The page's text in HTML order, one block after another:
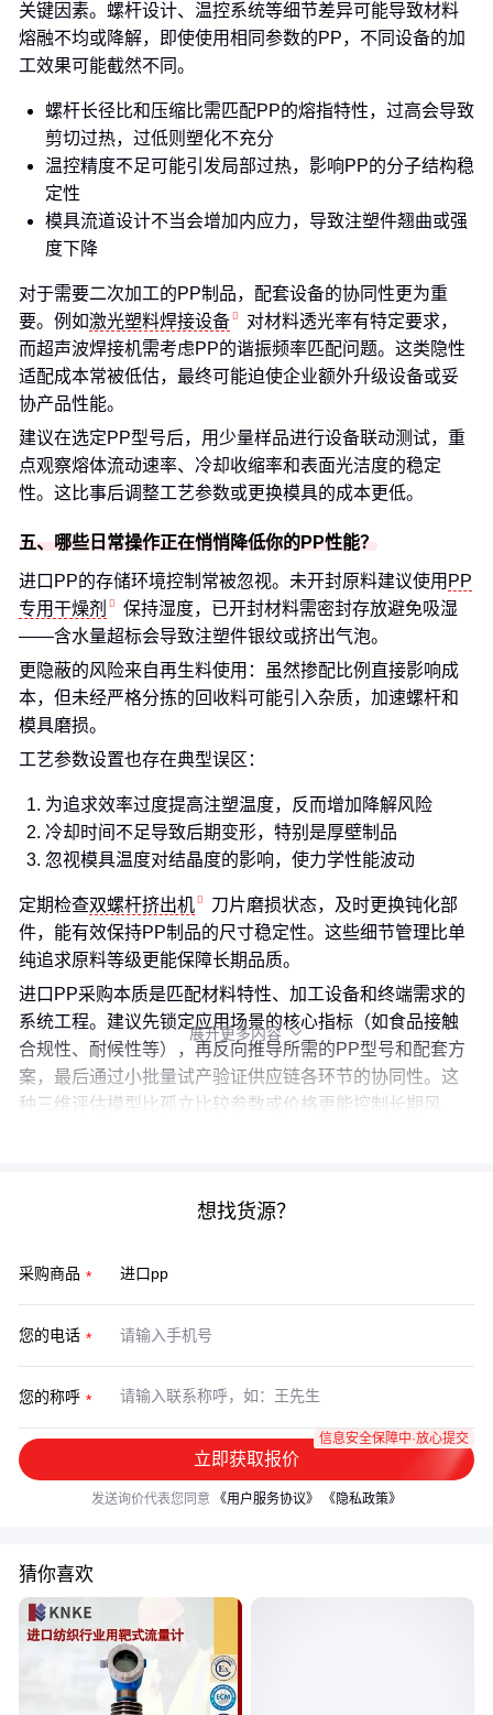
关键因素。螺杆设计、温控系统等细节差异可能导致材料
熔融不均或降解，即使使用相同参数的PP，不同设备的加
工效果可能截然不同。
螺杆长径比和压缩比需匹配PP的熔指特性，过高会导致
剪切过热，过低则塑化不充分
温控精度不足可能引发局部过热，影响PP的分子结构稳
定性
模具流道设计不当会增加内应力，导致注塑件翘曲或强
度下降
对于需要二次加工的PP制品，配套设备的协同性更为重
要。例如激光塑料焊接设备
对材料透光率有特定要求，
而超声波焊接机需考虑PP的谐振频率匹配问题。这类隐性
适配成本常被低估，最终可能迫使企业额外升级设备或妥
协产品性能。
建议在选定PP型号后，用少量样品进行设备联动测试，重
点观察熔体流动速率、冷却收缩率和表面光洁度的稳定
性。这比事后调整工艺参数或更换模具的成本更低。
五、哪些日常操作正在悄悄降低你的PP性能？
进口PP的存储环境控制常被忽视。未开封原料建议使用 PP
专用干燥剂
保持湿度，已开封材料需密封存放避免吸湿
——含水量超标会导致注塑件银纹或挤出气泡。
更隐蔽的风险来自再生料使用：虽然掺配比例直接影响成
本，但未经严格分拣的回收料可能引入杂质，加速螺杆和
模具磨损。
工艺参数设置也存在典型误区：
为追求效率过度提高注塑温度，反而增加降解风险
冷却时间不足导致后期变形，特别是厚壁制品
忽视模具温度对结晶度的影响，使力学性能波动
定期检查双螺杆挤出机
刀片磨损状态，及时更换钝化部
件，能有效保持PP制品的尺寸稳定性。这些细节管理比单
纯追求原料等级更能保障长期品质。
进口PP采购本质是匹配材料特性、加工设备和终端需求的
系统工程。建议先锁定应用场景的核心指标（如食品接触
合规性、耐候性等），再反向推导所需的PP型号和配套方
案，最后通过小批量试产验证供应链各环节的协同性。这
种三维评估模型比孤立比较参数或价格更能控制长期风
展开更多内容 
想找货源？
采购商品
您的电话
您的称呼
立即获取报价
信息安全保障中·放心提交
发送询价代表您同意 《用户服务协议》 《隐私政策》
猜你喜欢